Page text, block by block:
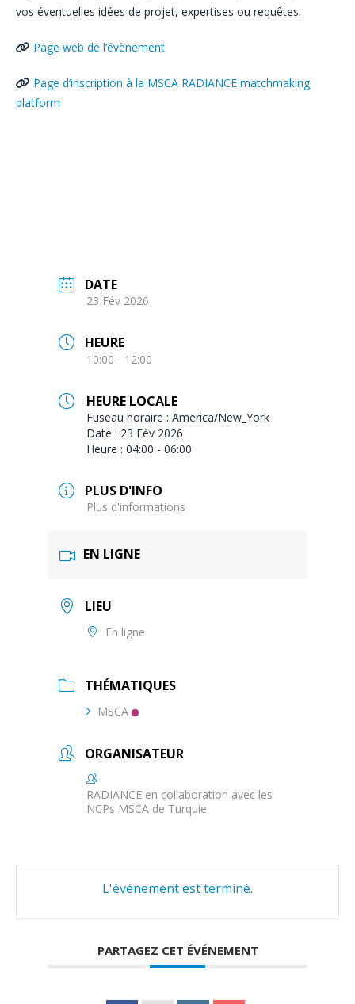
vos éventuelles idées de projet, expertises ou requêtes.
Page web de l’évènement
Page d’inscription à la MSCA RADIANCE matchmaking
platform
DATE
23 Fév 2026
HEURE
10:00 - 12:00
HEURE LOCALE
Fuseau horaire : America/New_York
Date : 23 Fév 2026
Heure : 04:00 - 06:00
PLUS D'INFO
Plus d'informations
EN LIGNE
LIEU
En ligne
THÉMATIQUES
MSCA
ORGANISATEUR
RADIANCE en collaboration avec les
NCPs MSCA de Turquie
L'événement est terminé.
PARTAGEZ CET ÉVÉNEMENT